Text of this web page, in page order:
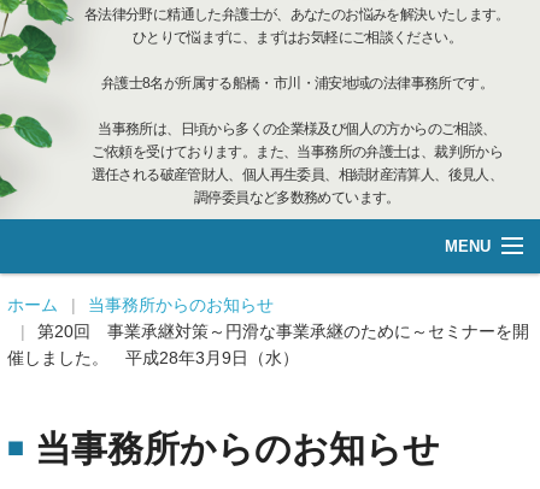
各法律分野に精通した弁護士が、あなたのお悩みを解決いたします。
ひとりで悩まずに、まずはお気軽にご相談ください。
弁護士8名が所属する船橋・市川・浦安地域の法律事務所です。
当事務所は、日頃から多くの企業様及び個人の方からのご相談、
ご依頼を受けております。また、当事務所の弁護士は、裁判所から
選任される破産管財人、個人再生委員、相続財産清算人、後見人、
調停委員など多数務めています。
MENU
総合案内
不動産管理
ホーム
当事務所からのお知らせ
第20回 事業承継対策～円滑な事業承継のために～セミナーを開
催しました。 平成28年3月9日（水）
当事務所からのお知らせ